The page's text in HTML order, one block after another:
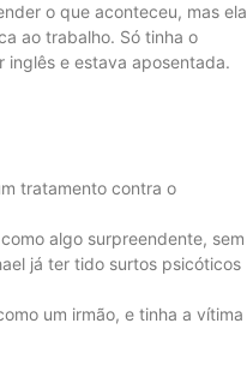
o que aconteceu, mas ela
ao trabalho. Só tinha o
inglês e estava aposentada.
tratamento contra o
algo surpreendente, sem
já ter tido surtos psicóticos
um irmão, e tinha a vítima